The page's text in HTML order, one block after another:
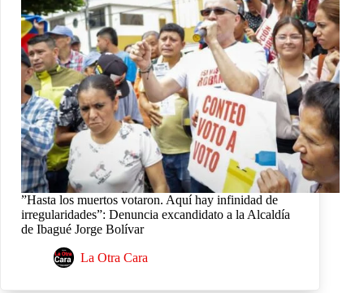
”Hasta los muertos votaron. Aquí hay infinidad de
irregularidades”: Denuncia excandidato a la Alcaldía
de Ibagué Jorge Bolívar
La Otra Cara